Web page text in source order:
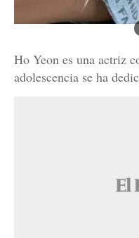
Ho Yeon es una actriz
adolescencia se ha